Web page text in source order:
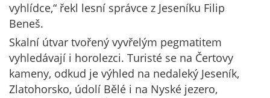
vyhlídce,“ řekl lesní správce z Jeseníku Filip
Beneš.
Skalní útvar tvořený vyvřelým pegmatitem
vyhledávají i horolezci. Turisté se na Čertovy
kameny, odkud je výhled na nedaleký Jeseník,
Zlatohorsko, údolí Bělé i na Nyské jezero,